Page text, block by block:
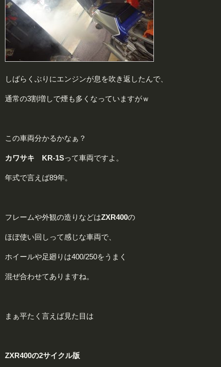
しばらくぶりにエンジンが息を吹き返したんで、
通常の3割増しで煙も多くなっていますがｗ
この車両分かるかなぁ？
カワサキ KR-1Sって車両ですよ。
年式で言えば89年。
フレームや外観の造りなどはZXR400の
ほぼ使い回しって感じな車両で、
ホイールや足廻りは400/250をうまく
混ぜ合わせてありますね。
まぁ平たく言えば見た目は
ZXR400の2サイクル版